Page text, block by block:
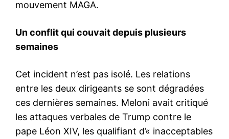
mouvement MAGA.
Un conflit qui couvait depuis plusieurs
semaines
Cet incident n’est pas isolé. Les relations
entre les deux dirigeants se sont dégradées
ces dernières semaines. Meloni avait critiqué
les attaques verbales de Trump contre le
pape Léon XIV, les qualifiant d’« inacceptables